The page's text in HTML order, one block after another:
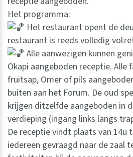
Het programma:
Het restaurant opent de
restaurant is reeds volledig
Alle aanwezigen kunnen
Okapi aangeboden receptie. Alle
fruitsap, Omer of pils
buiten aan het Forum. De oud
krijgen ditzelfde aangeboden in
verdieping (ingang links langs
De receptie vindt plaats van 14u
iedereen gevraagd naar de zaal